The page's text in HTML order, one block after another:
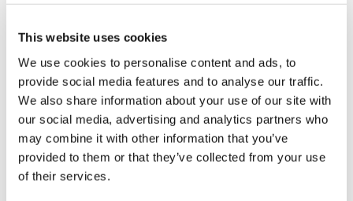
This website uses cookies
We use cookies to personalise content and ads, to
provide social media features and to analyse our traffic.
We also share information about your use of our site with
our social media, advertising and analytics partners who
may combine it with other information that you’ve
provided to them or that they’ve collected from your use
of their services.
De Nyenrode Commissarissencyclus